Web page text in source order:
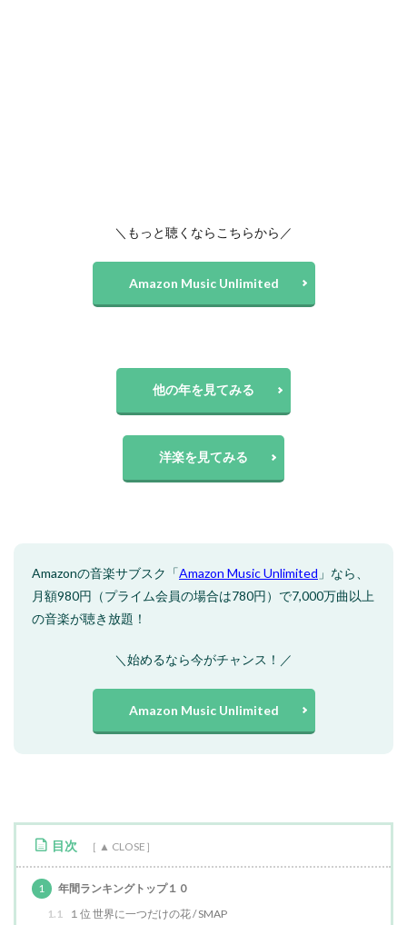
＼もっと聴くならこちらから／
Amazon Music Unlimited
他の年を見てみる
洋楽を見てみる
Amazonの音楽サブスク「Amazon Music Unlimited 」なら、
月額980円（プライム会員の場合は780円）で7,000万曲以上
の音楽が聴き放題！
＼始めるなら今がチャンス！／
Amazon Music Unlimited
目次
1
年間ランキングトップ１０
1.1
１位 世界に一つだけの花 / SMAP